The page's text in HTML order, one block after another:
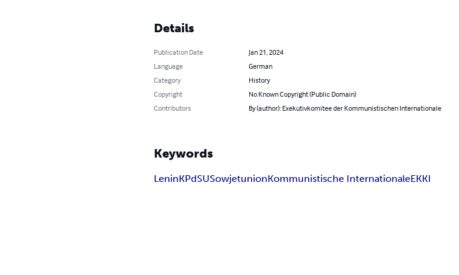
Details
Publication Date
Jan 21, 2024
Language
German
Category
History
Copyright
No Known Copyright (Public Domain)
Contributors
By (author): Exekutivkomitee der Kommunistischen Internationale
Keywords
LeninKPdSUSowjetunionKommunistische InternationaleEKKI